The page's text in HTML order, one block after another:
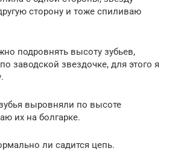
сторону и тоже спиливаю
подровнять высоту зубьев,
заводской звездочке, для этого я
выровняли по высоте
их на болгарке.
ли садится цепь.